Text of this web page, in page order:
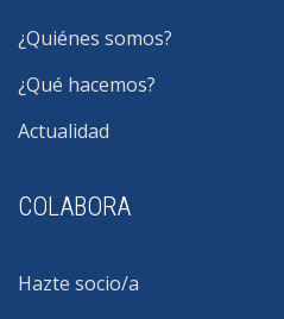
¿Quiénes somos?
¿Qué hacemos?
Actualidad
COLABORA
Hazte socio/a